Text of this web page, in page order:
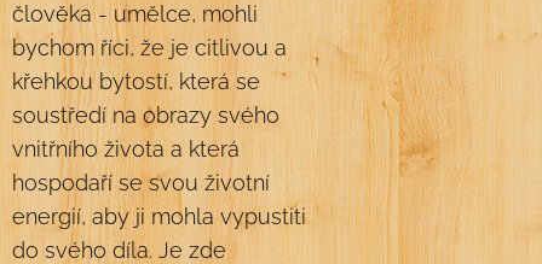
člověka - umělce, mohli
bychom říci, že je citlivou a
křehkou bytostí, která se
soustředí na obrazy svého
vnitřního života a která
hospodaří se svou životní
energií, aby ji mohla vypustiti
do svého díla. Je zde